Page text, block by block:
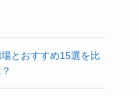
とおすすめ15選を比